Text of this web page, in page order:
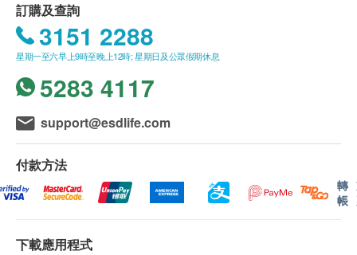
訂購及查詢
3151 2288
星期一至六早上9時至晚上12時; 星期日及公眾假期休息
5283 4117
support@esdlife.com
付款方法
轉
帳
下載應用程式